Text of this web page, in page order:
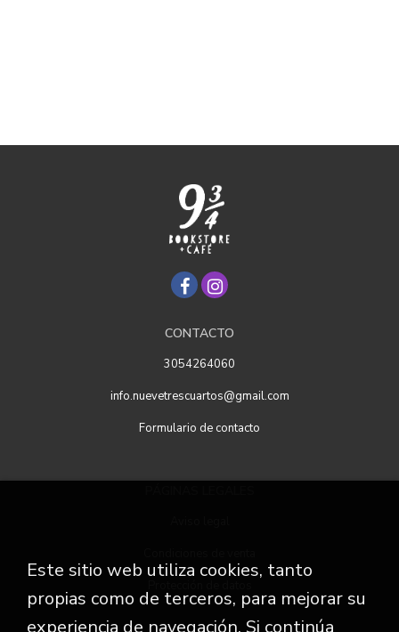
CONTACTO
3054264060
info.nuevetrescuartos@gmail.com
Formulario de contacto
Este sitio web utiliza cookies, tanto
propias como de terceros, para mejorar su
experiencia de navegación. Si continúa